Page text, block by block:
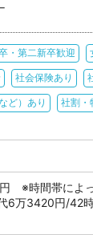
・第二新卒歓迎
社会保険あり
ど）あり 社割・
※時間帯によ
6万3420円/42